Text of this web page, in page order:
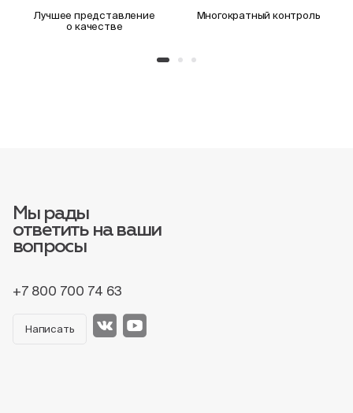
Лучшее представление
о качестве
Многократный контроль
Мы рады
ответить на ваши
вопросы
+7 800 700 74 63
Написать